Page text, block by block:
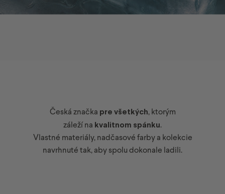
ĽADOVO POKOJNÝ SPÁNOK V LETE
Česká značka pre všetkých, ktorým
záleží na kvalitnom spánku.
Vlastné materiály, nadčasové farby a kolekcie
navrhnuté tak, aby spolu dokonale ladili.